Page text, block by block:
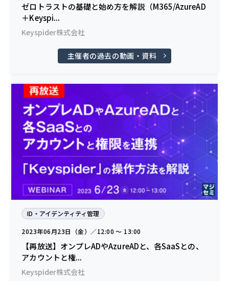
ゼロトラストの基礎と始め方を解説（M365/AzureAD
＋Keyspi...
Keyspider株式会社
主催者の過去の動画・資料
ID・アイデンティティ管理
2023年06月23日（金）／12:00 〜 13:00
【再放送】オンプレADやAzureADと、各SaaSとの、
アカウントと権...
Keyspider株式会社